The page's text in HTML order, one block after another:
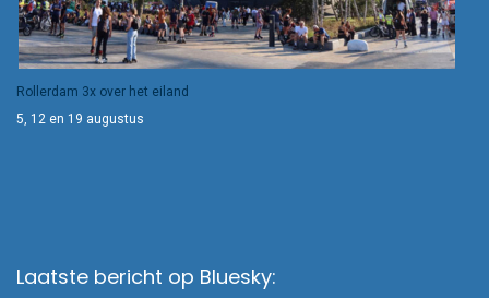
Rollerdam 3x over het eiland
5, 12 en 19 augustus
Laatste bericht op Bluesky: